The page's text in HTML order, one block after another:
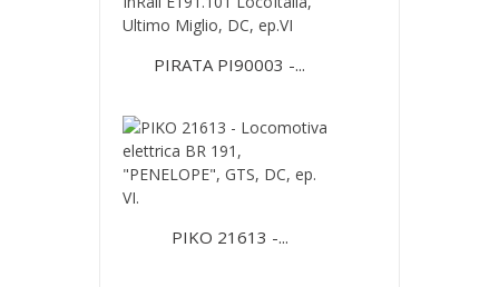
PIRATA PI90003 -...
PIKO 21613 -...